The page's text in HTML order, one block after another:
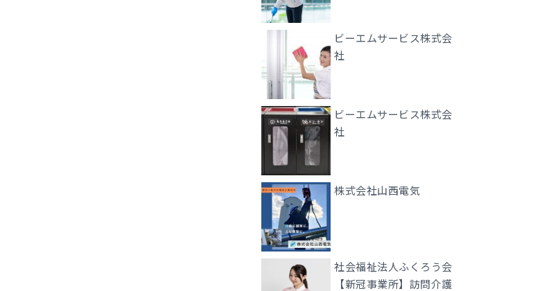
ビーエムサービス株式会
社
ビーエムサービス株式会
社
株式会社山西電気
社会福祉法人ふくろう会
【新冠事業所】訪問介護